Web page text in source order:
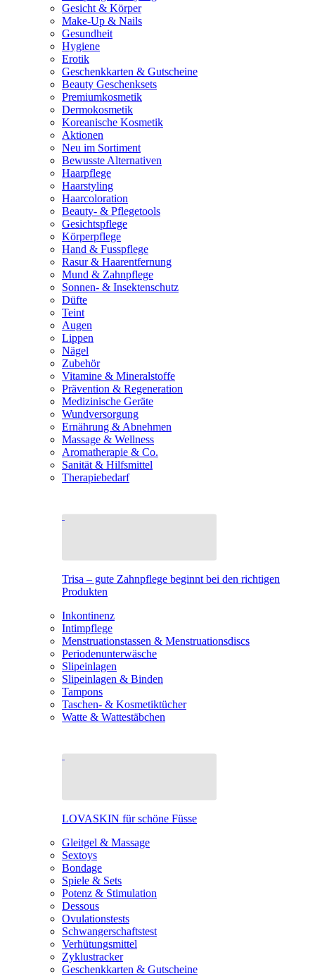
Gesicht & Körper
Make-Up & Nails
Gesundheit
Hygiene
Erotik
Geschenkkarten & Gutscheine
Beauty Geschenksets
Premiumkosmetik
Dermokosmetik
Koreanische Kosmetik
Aktionen
Neu im Sortiment
Bewusste Alternativen
Haarpflege
Haarstyling
Haarcoloration
Beauty- & Pflegetools
Gesichtspflege
Körperpflege
Hand & Fusspflege
Rasur & Haarentfernung
Mund & Zahnpflege
Sonnen- & Insektenschutz
Düfte
Teint
Augen
Lippen
Nägel
Zubehör
Vitamine & Mineralstoffe
Prävention & Regeneration
Medizinische Geräte
Wundversorgung
Ernährung & Abnehmen
Massage & Wellness
Aromatherapie & Co.
Sanität & Hilfsmittel
Therapiebedarf
Trisa – gute Zahnpflege beginnt bei den richtigen
Produkten
Inkontinenz
Intimpflege
Menstruationstassen & Menstruationsdiscs
Periodenunterwäsche
Slipeinlagen
Slipeinlagen & Binden
Tampons
Taschen- & Kosmetiktücher
Watte & Wattestäbchen
LOVASKIN für schöne Füsse
Gleitgel & Massage
Sextoys
Bondage
Spiele & Sets
Potenz & Stimulation
Dessous
Ovulationstests
Schwangerschaftstest
Verhütungsmittel
Zyklustracker
Geschenkkarten & Gutscheine